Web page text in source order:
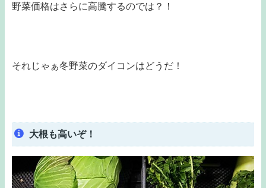
野菜価格はさらに高騰するのでは？！
それじゃぁ冬野菜のダイコンはどうだ！
大根も高いぞ！